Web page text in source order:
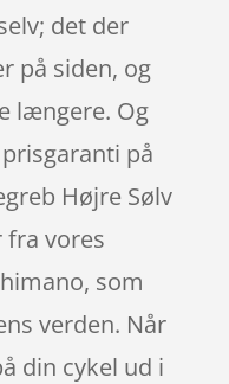
det der
på siden, og
længere. Og
på
Højre Sølv
fra vores
som
verden. Når
din cykel ud i